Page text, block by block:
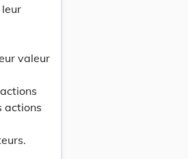
valeur
actions